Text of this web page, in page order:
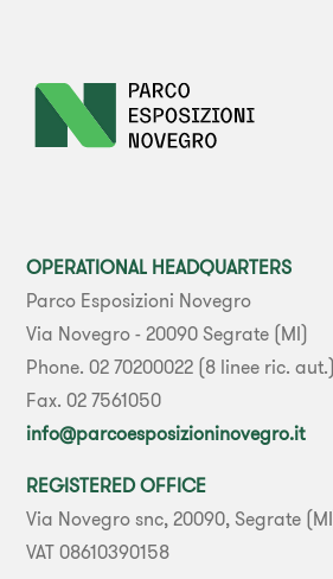
OPERATIONAL HEADQUARTERS
Parco Esposizioni Novegro
Via Novegro - 20090 Segrate (MI)
Phone. 02 70200022 (8 linee ric. aut.)
Fax. 02 7561050
info@parcoesposizioninovegro.it
REGISTERED OFFICE
Via Novegro snc, 20090, Segrate
VAT 08610390158